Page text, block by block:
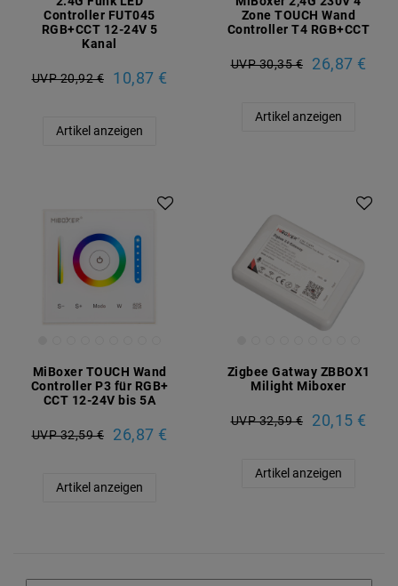
Controller FUT045
RGB+CCT 12-24V 5
Kanal
UVP 20,92 € 10,87 €
Artikel anzeigen
Zone TOUCH Wand
Controller T4 RGB+CCT
UVP 30,35 € 26,87 €
Artikel anzeigen
MiBoxer TOUCH Wand
Controller P3 für RGB+
CCT 12-24V bis 5A
UVP 32,59 € 26,87 €
Artikel anzeigen
Zigbee Gatway ZBBOX1
Milight Miboxer
UVP 32,59 € 20,15 €
Artikel anzeigen